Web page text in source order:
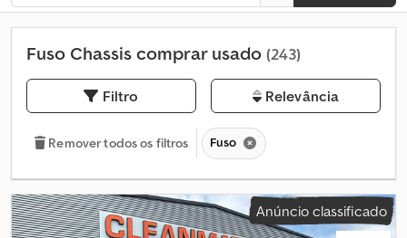
Fuso Chassis comprar usado (243)
Filtro Relevância
Remover todos os filtros Fuso
Anúncio classificado